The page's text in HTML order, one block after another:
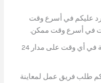
عليكم في أسرع وقت
في أسرع وقت ممكن.
يمكنكم التواصل على أرقام الشركة في أي وقت على مدار 24
طلب فريق عمل لمعاينة